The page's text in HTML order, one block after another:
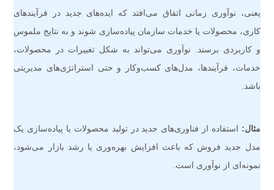
یعنی، نوآوری زمانی اتفاق می‌افتد که ایده‌های جدید در فرآیندهای
کاری، محصولات یا خدمات سازمان پیاده‌سازی شوند و به نتایج ملموس
و کاربردی برسند. نوآوری می‌تواند به شکل تغییرات در محصولات،
خدمات، فرآیندها، مدل‌های کسب‌وکار و حتی استراتژی‌های مدیریتی
باشد.
مثال: استفاده از فناوری‌های جدید در تولید محصولات یا پیاده‌سازی یک
مدل جدید فروش که باعث افزایش بهره‌وری یا رشد بازار می‌شود،
نمونه‌ای از نوآوری است.